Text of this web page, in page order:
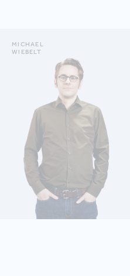
WIEBELT MICHAEL
MICHAEL
WIEBELT